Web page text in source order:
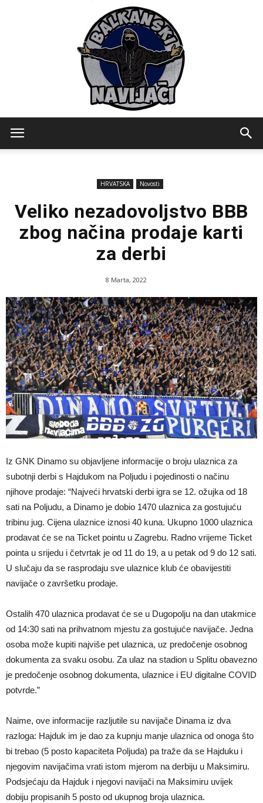
HRVATSKA Novosti
Veliko nezadovoljstvo BBB
zbog načina prodaje karti
za derbi
8 Marta, 2022
Iz GNK Dinamo su objavljene informacije o broju ulaznica za
subotnji derbi s Hajdukom na Poljudu i pojedinosti o načinu
njihove prodaje: “Najveći hrvatski derbi igra se 12. ožujka od 18
sati na Poljudu, a Dinamo je dobio 1470 ulaznica za gostujuću
tribinu jug. Cijena ulaznice iznosi 40 kuna. Ukupno 1000 ulaznica
prodavat će se na Ticket pointu u Zagrebu. Radno vrijeme Ticket
pointa u srijedu i četvrtak je od 11 do 19, a u petak od 9 do 12 sati.
U slučaju da se rasprodaju sve ulaznice klub će obavijestiti
navijače o završetku prodaje.
Ostalih 470 ulaznica prodavat će se u Dugopolju na dan utakmice
od 14:30 sati na prihvatnom mjestu za gostujuće navijače. Jedna
osoba može kupiti najviše pet ulaznica, uz predočenje osobnog
dokumenta za svaku osobu. Za ulaz na stadion u Splitu obavezno
je predočenje osobnog dokumenta, ulaznice i EU digitalne COVID
potvrde.”
Naime, ove informacije razljutile su navijače Dinama iz dva
razloga: Hajduk im je dao za kupnju manje ulaznica od onoga što
bi trebao (5 posto kapaciteta Poljuda) pa traže da se Hajduku i
njegovim navijačima vrati istom mjerom na derbiju u Maksimiru.
Podsjećaju da Hajduk i njegovi navijači na Maksimiru uvijek
dobiju propisanih 5 posto od ukupnog broja ulaznica.